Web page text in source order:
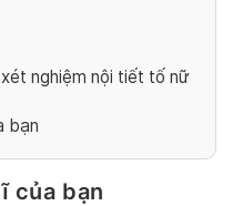
nghiệm nội tiết tố nữ
bạn
của bạn